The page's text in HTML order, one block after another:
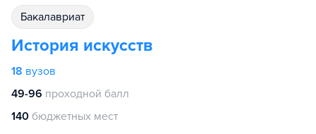
бакалавриат
История искусств
18 вузов
49-96 проходной балл
140 бюджетных мест